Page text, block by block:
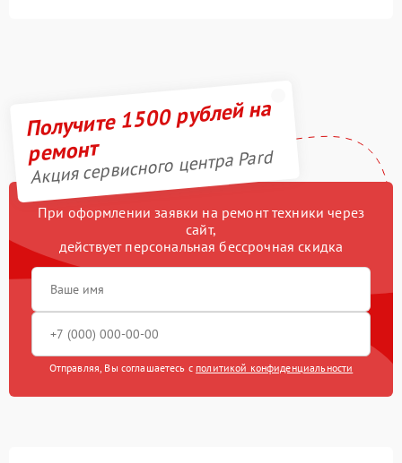
Получите 1500 рублей на
ремонт
Акция сервисного центра Pard
При оформлении заявки на ремонт техники через
сайт,
действует персональная бессрочная скидка
Отправляя, Вы соглашаетесь с политикой конфиденциальности